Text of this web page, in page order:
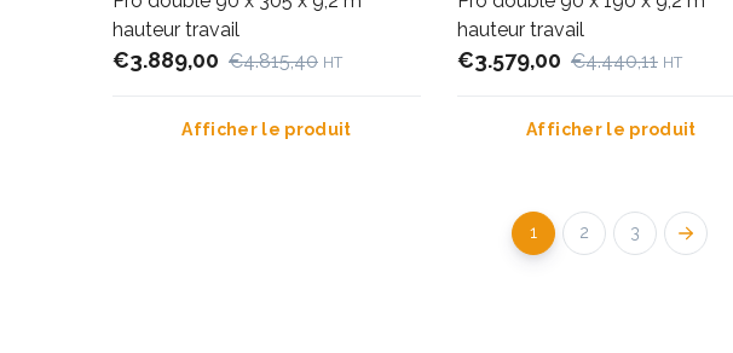
hauteur travail
€3.889,00 €4.815,40 HT
Afficher le produit
hauteur travail
€3.579,00 €4.440,11 HT
Afficher le produit
1 2 3